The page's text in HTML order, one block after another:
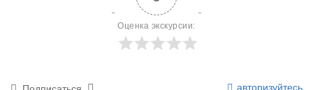
Оценка экскурсии:
авторизуйтесь